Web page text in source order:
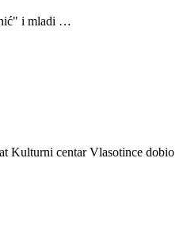
i mladi …
Kulturni centar Vlasotince dobio